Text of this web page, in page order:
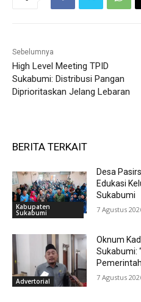
Sebelumnya
High Level Meeting TPID
Sukabumi: Distribusi Pangan
Diprioritaskan Jelang Lebaran
BERITA TERKAIT
Kabupaten
Sukabumi
Desa
Edukasi
Sukabumi
7 Agustus
Advertorial
Oknum
Sukabumi:
7 Agustus